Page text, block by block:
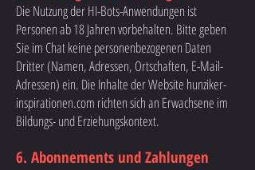
Die Nutzung der HI-Bots-Anwendungen ist
Personen ab 18 Jahren vorbehalten. Bitte geben
Sie im Chat keine personenbezogenen Daten
Dritter (Namen, Adressen, Ortschaften, E-Mail-
Adressen) ein. Die Inhalte der Website hunziker-
inspirationen.com richten sich an Erwachsene im
Bildungs- und Erziehungskontext.
6. Abonnements und Zahlungen